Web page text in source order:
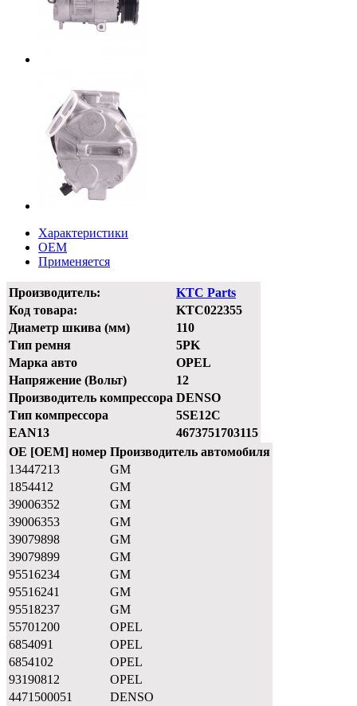
Характеристики
OEM
Применяется
Производитель:
KTC Parts
Код товара:
KTC022355
Диаметр шкива (мм)
110
Тип ремня
5PK
Марка авто
OPEL
Напряжение (Вольт)
12
Производитель компрессора DENSO
Тип компрессора
5SE12C
EAN13
4673751703115
OE [OEM] номер Производитель автомобиля
13447213
GM
1854412
GM
39006352
GM
39006353
GM
39079898
GM
39079899
GM
95516234
GM
95516241
GM
95518237
GM
55701200
OPEL
6854091
OPEL
6854102
OPEL
93190812
OPEL
4471500051
DENSO